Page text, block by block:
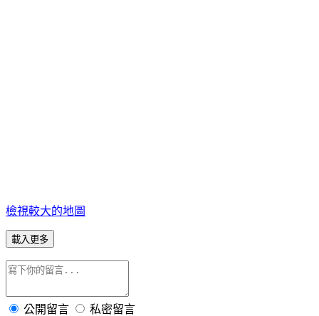
檢視較大的地圖
載入更多
公開留言 私密留言